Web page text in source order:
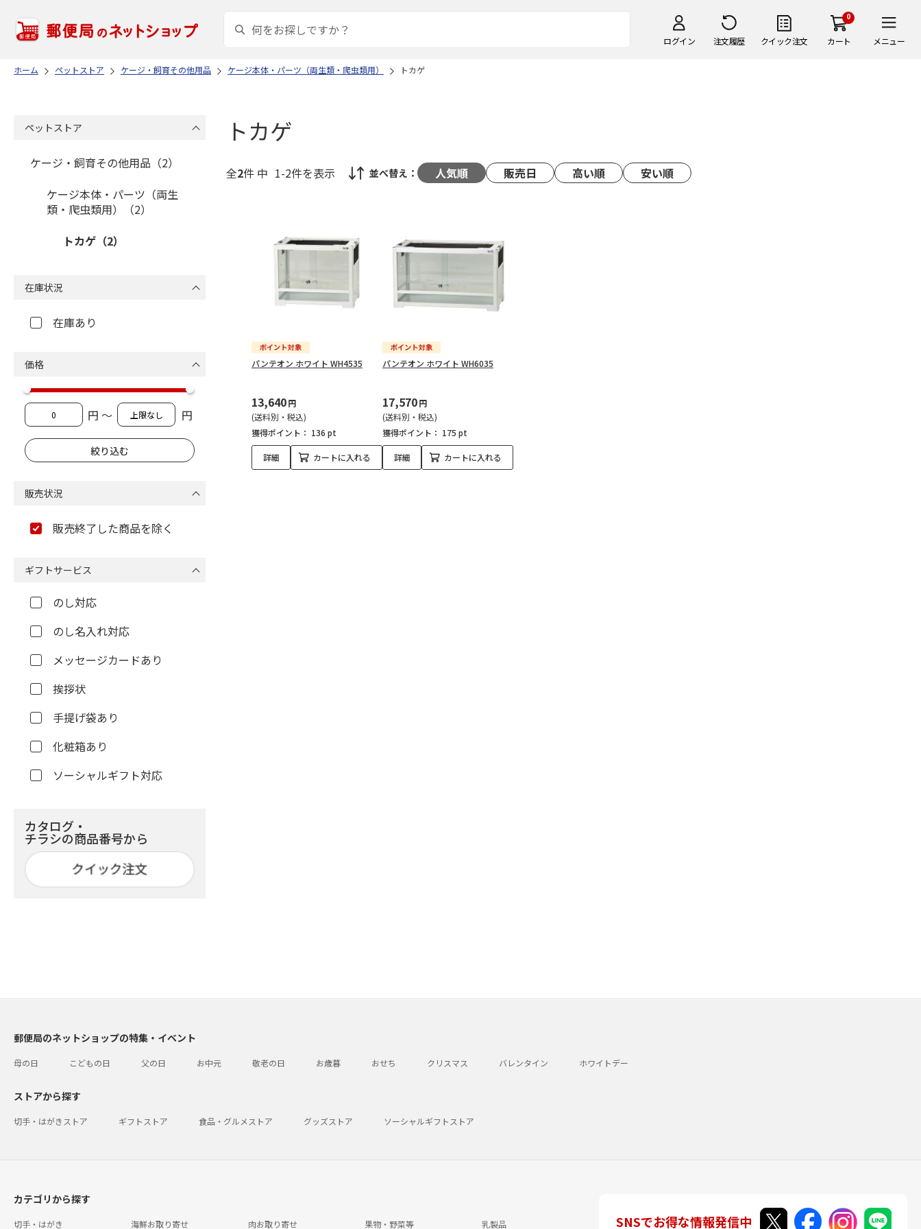
ログイン 注文履歴 クイック注文
0
カート メニュー
ホーム ペットストア ケージ・飼育その他用品 ケージ本体・パーツ（両生類・爬虫類用） トカゲ
トカゲ
全2件 中 1-2件を表示 並べ替え： 人気順 販売日 高い順 安い順
パンテオン ホワイト WH4535
13,640円
(送料別・税込)
獲得ポイント： 136 pt
詳細 カートに入れる
パンテオン ホワイト WH6035
17,570円
(送料別・税込)
獲得ポイント： 175 pt
詳細 カートに入れる
ペットストア
ケージ・飼育その他用品（2）
ケージ本体・パーツ（両生
類・爬虫類用）（2）
トカゲ（2）
在庫状況
在庫あり
価格
円 ～ 円
販売状況
販売終了した商品を除く
ギフトサービス
のし対応
のし名入れ対応
メッセージカードあり
挨拶状
手提げ袋あり
化粧箱あり
ソーシャルギフト対応
カタログ・
チラシの商品番号から
郵便局のネットショップの特集・イベント
母の日 こどもの日 父の日 お中元 敬老の日 お歳暮 おせち クリスマス バレンタイン ホワイトデー
ストアから探す
切手・はがきストア ギフトストア 食品・グルメストア グッズストア ソーシャルギフトストア
カテゴリから探す
切手・はがき 海鮮お取り寄せ 肉お取り寄せ 果物・野菜等 乳製品 SNSでお得な情報発信中